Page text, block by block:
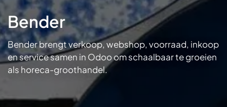
Bender
Bender brengt verkoop, webshop, voorraad, inkoop
en service samen in Odoo om schaalbaar te groeien
als horeca-groothandel.